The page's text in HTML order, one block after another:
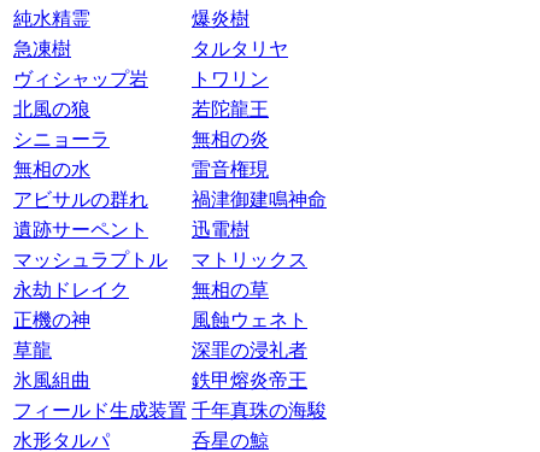
純水精霊
爆炎樹
急凍樹
タルタリヤ
ヴィシャップ岩
トワリン
北風の狼
若陀龍王
シニョーラ
無相の炎
無相の水
雷音権現
アビサルの群れ
禍津御建鳴神命
遺跡サーペント
迅電樹
マッシュラプトル
マトリックス
永劫ドレイク
無相の草
正機の神
風蝕ウェネト
草龍
深罪の浸礼者
氷風組曲
鉄甲熔炎帝王
フィールド生成装置 千年真珠の海駿
水形タルパ
呑星の鯨